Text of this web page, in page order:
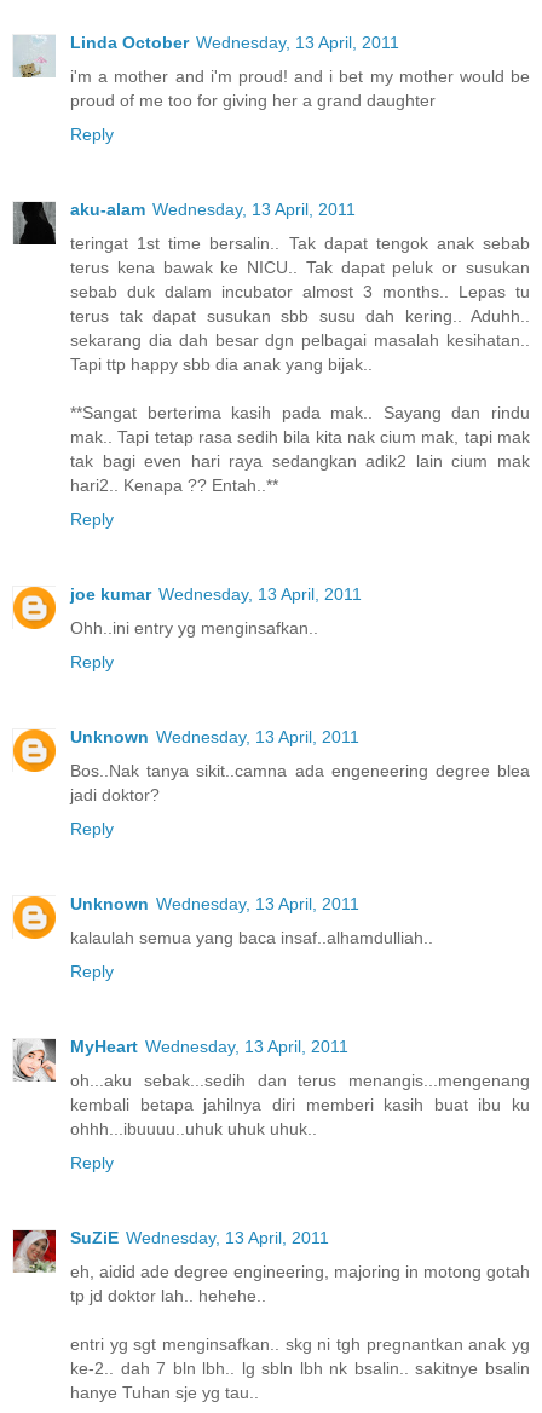
Linda October Wednesday, 13 April, 2011
i'm a mother and i'm proud! and i bet my mother would be
proud of me too for giving her a grand daughter
Reply
aku-alam Wednesday, 13 April, 2011
teringat 1st time bersalin.. Tak dapat tengok anak sebab
terus kena bawak ke NICU.. Tak dapat peluk or susukan
sebab duk dalam incubator almost 3 months.. Lepas tu
terus tak dapat susukan sbb susu dah kering.. Aduhh..
sekarang dia dah besar dgn pelbagai masalah kesihatan..
Tapi ttp happy sbb dia anak yang bijak..
**Sangat berterima kasih pada mak.. Sayang dan rindu
mak.. Tapi tetap rasa sedih bila kita nak cium mak, tapi mak
tak bagi even hari raya sedangkan adik2 lain cium mak
hari2.. Kenapa ?? Entah..**
Reply
joe kumar Wednesday, 13 April, 2011
Ohh..ini entry yg menginsafkan..
Reply
Unknown Wednesday, 13 April, 2011
Bos..Nak tanya sikit..camna ada engeneering degree blea
jadi doktor?
Reply
Unknown Wednesday, 13 April, 2011
kalaulah semua yang baca insaf..alhamdulliah..
Reply
MyHeart Wednesday, 13 April, 2011
oh...aku sebak...sedih dan terus menangis...mengenang
kembali betapa jahilnya diri memberi kasih buat ibu ku
ohhh...ibuuuu..uhuk uhuk uhuk..
Reply
SuZiE Wednesday, 13 April, 2011
eh, aidid ade degree engineering, majoring in motong gotah
tp jd doktor lah.. hehehe..
entri yg sgt menginsafkan.. skg ni tgh pregnantkan anak yg
ke-2.. dah 7 bln lbh.. lg sbln lbh nk bsalin.. sakitnye bsalin
hanye Tuhan sje yg tau..